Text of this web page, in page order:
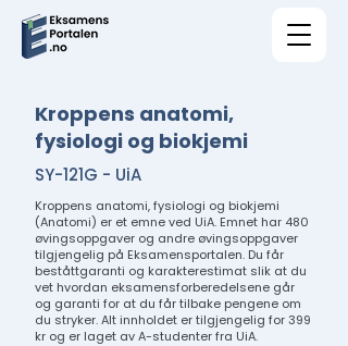
Kroppens anatomi,
fysiologi og biokjemi
SY-121G - UiA
Kroppens anatomi, fysiologi og biokjemi
(Anatomi) er et emne ved UiA. Emnet har 480
øvingsoppgaver og andre øvingsoppgaver
tilgjengelig på Eksamensportalen. Du får
beståttgaranti og karakterestimat slik at du
vet hvordan eksamensforberedelsene går
og garanti for at du får tilbake pengene om
du stryker. Alt innholdet er tilgjengelig for 399
kr og er laget av A-studenter fra UiA.